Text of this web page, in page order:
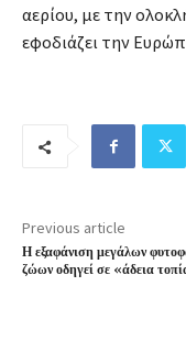
αερίου, με την
εφοδιάζει την
Previous article
Η εξαφάνιση μεγάλων
ζώων οδηγεί σε «άδεια